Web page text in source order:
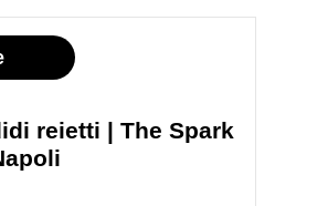
reietti | The Spark